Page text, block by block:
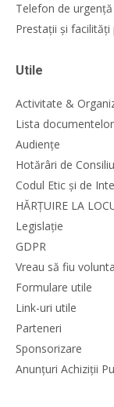
Telefon de
Prestații și facilități
Utile
Activitate &
Lista
Audiențe
Hotărâri de Consiliu
Codul Etic și de
HĂRȚUIRE LA
Legislație
GDPR
Vreau să fiu
Formulare utile
Link-uri utile
Parteneri
Sponsorizare
Anunțuri Achiziții